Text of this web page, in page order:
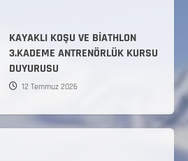
Millî Savunma Bakanlığı Kara,
Deniz ve Hava Kuvvetleri
Komutanlıklarına 2026 Yılı
(2026-2 Dönem) Sporcu Branşı
Başlamıştır.
31 Temmuz 2026